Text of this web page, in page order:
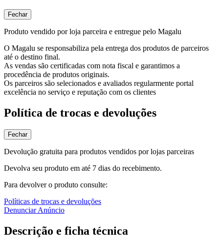
Fechar
Produto vendido por loja parceira e entregue pelo Magalu
O Magalu se responsabiliza pela entrega dos produtos de parceiros
até o destino final.
As vendas são certificadas com nota fiscal e garantimos a
procedência de produtos originais.
Os parceiros são selecionados e avaliados regularmente portal
excelência no serviço e reputação com os clientes
Política de trocas e devoluções
Fechar
Devolução gratuita para produtos vendidos por lojas parceiras
Devolva seu produto em até 7 dias do recebimento.
Para devolver o produto consulte:
Políticas de trocas e devoluções
Denunciar Anúncio
Descrição e ficha técnica